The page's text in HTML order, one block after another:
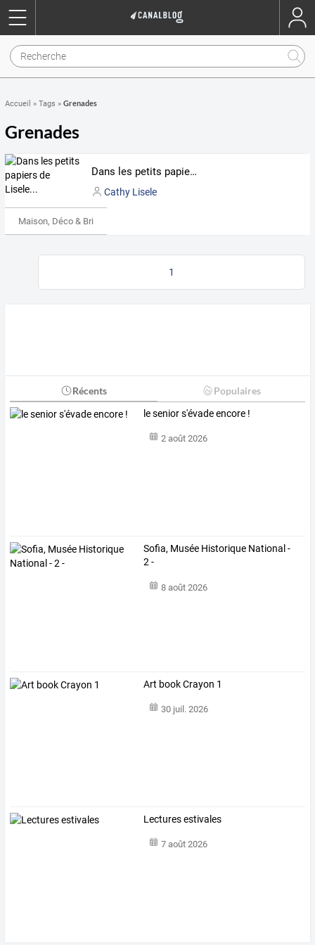
Accueil » Tags » Grenades
Grenades
Dans les petits papiers de Lisele...
Cathy Lisele
Maison, Déco & Bricolage
1
Récents Populaires
le senior s'évade encore !
2 août 2026
Sofia, Musée Historique National -
2 -
8 août 2026
Art book Crayon 1
30 juil. 2026
Lectures estivales
7 août 2026